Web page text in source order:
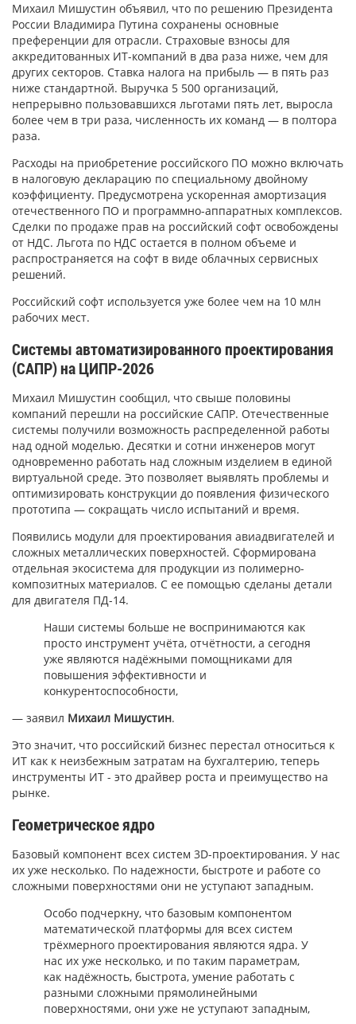
Михаил Мишустин объявил, что по решению Президента
России Владимира Путина сохранены основные
преференции для отрасли. Страховые взносы для
аккредитованных ИТ-компаний в два раза ниже, чем для
других секторов. Ставка налога на прибыль — в пять раз
ниже стандартной. Выручка 5 500 организаций,
непрерывно пользовавшихся льготами пять лет, выросла
более чем в три раза, численность их команд — в полтора
раза.
Расходы на приобретение российского ПО можно включать
в налоговую декларацию по специальному двойному
коэффициенту. Предусмотрена ускоренная амортизация
отечественного ПО и программно-аппаратных комплексов.
Сделки по продаже прав на российский софт освобождены
от НДС. Льгота по НДС остается в полном объеме и
распространяется на софт в виде облачных сервисных
решений.
Российский софт используется уже более чем на 10 млн
рабочих мест.
Системы автоматизированного проектирования
(САПР) на ЦИПР-2026
Михаил Мишустин сообщил, что свыше половины
компаний перешли на российские САПР. Отечественные
системы получили возможность распределенной работы
над одной моделью. Десятки и сотни инженеров могут
одновременно работать над сложным изделием в единой
виртуальной среде. Это позволяет выявлять проблемы и
оптимизировать конструкции до появления физического
прототипа — сокращать число испытаний и время.
Появились модули для проектирования авиадвигателей и
сложных металлических поверхностей. Сформирована
отдельная экосистема для продукции из полимерно-
композитных материалов. С ее помощью сделаны детали
для двигателя ПД-14.
Наши системы больше не воспринимаются как
просто инструмент учёта, отчётности, а сегодня
уже являются надёжными помощниками для
повышения эффективности и
конкурентоспособности,
— заявил Михаил Мишустин.
Это значит, что российский бизнес перестал относиться к
ИТ как к неизбежным затратам на бухгалтерию, теперь
инструменты ИТ - это драйвер роста и преимущество на
рынке.
Геометрическое ядро
Базовый компонент всех систем 3D-проектирования. У нас
их уже несколько. По надежности, быстроте и работе со
сложными поверхностями они не уступают западным.
Особо подчеркну, что базовым компонентом
математической платформы для всех систем
трёхмерного проектирования являются ядра. У
нас их уже несколько, и по таким параметрам,
как надёжность, быстрота, умение работать с
разными сложными прямолинейными
поверхностями, они уже не уступают западным,